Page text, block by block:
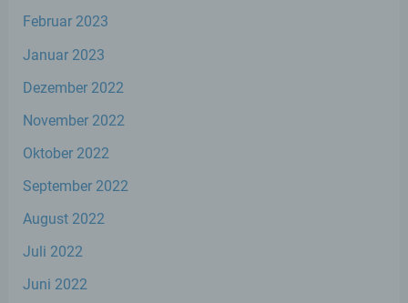
Februar 2023
Januar 2023
Dezember 2022
November 2022
Oktober 2022
September 2022
August 2022
Juli 2022
Juni 2022
Verbreitung oder eine andere Form der
Verknüpfung, die Einschränkung, das
Einschränkung der Verarbeitung ist die
personenbezogener Daten mit dem Ziel,
e) Profiling